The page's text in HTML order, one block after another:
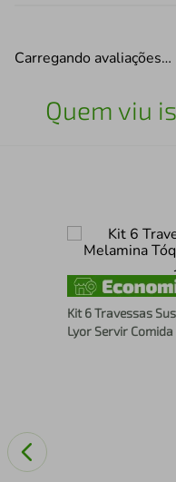
Carregando avaliações…
Quem viu
Kit 6 Travessas
Lyor Servir Comida